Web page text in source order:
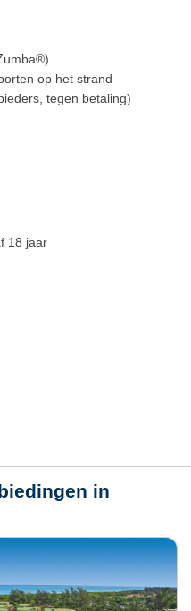
op het strand
tegen betaling)
18 jaar
in